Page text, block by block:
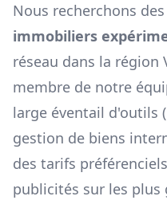
Nous recherchons des
immobiliers
réseau dans la région
membre de notre
large éventail d'outils
gestion de biens
des tarifs
publicités sur les plus